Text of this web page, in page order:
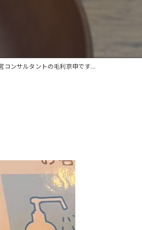
コンサルタントの毛利京申です...